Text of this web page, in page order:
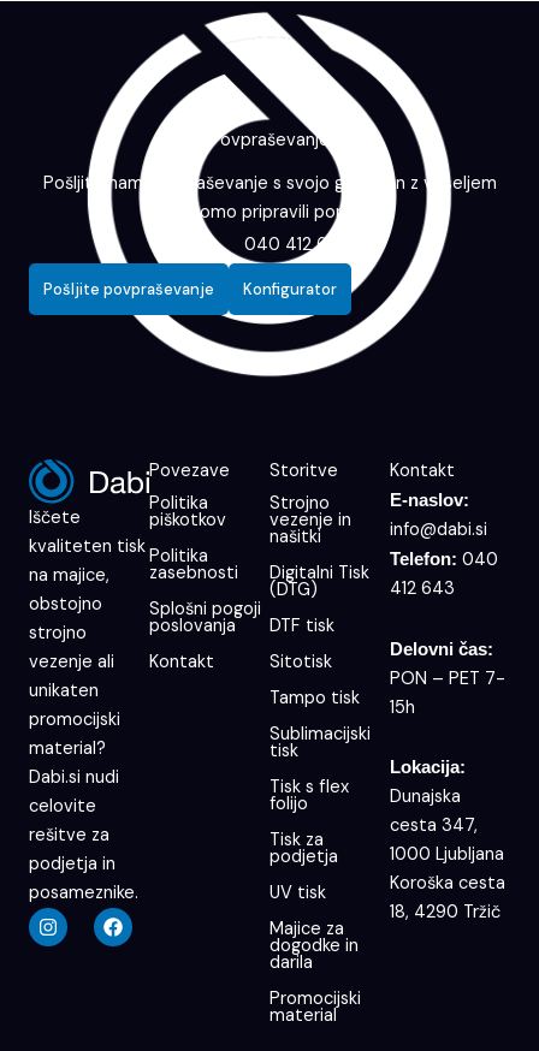
Povpraševanje
Pošljite nam povpraševanje s svojo grafiko in z veseljem
vam bomo pripravili ponudbo.
040 412 643
Pošljite povpraševanje Konfigurator
Iščete
kvaliteten tisk
na majice,
obstojno
strojno
vezenje ali
unikaten
promocijski
material?
Dabi.si nudi
celovite
rešitve za
podjetja in
posameznike.
I
n
s
F
a
c
Povezave
Politika
piškotkov
Politika
zasebnosti
Splošni pogoji
poslovanja
Kontakt
Storitve
Strojno
vezenje in
našitki
Digitalni Tisk
(DTG)
DTF tisk
Sitotisk
Tampo tisk
Sublimacijski
tisk
Tisk s flex
folijo
Tisk za
podjetja
UV tisk
Majice za
dogodke in
darila
Promocijski
material
Kontakt
E-naslov:
info@dabi.si
Telefon: 040
412 643
Delovni čas:
PON – PET 7-
15h
Lokacija:
Dunajska
cesta 347,
1000 Ljubljana
Koroška cesta
18, 4290 Tržič